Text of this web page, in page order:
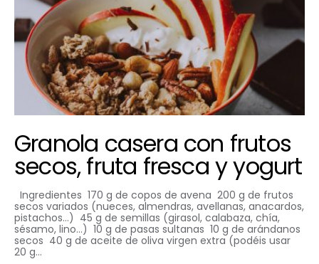
Granola casera con frutos
secos, fruta fresca y yogurt
Ingredientes 170 g de copos de avena 200 g de frutos
secos variados (nueces, almendras, avellanas, anacardos,
pistachos…) 45 g de semillas (girasol, calabaza, chía,
sésamo, lino…) 10 g de pasas sultanas 10 g de arándanos
secos 40 g de aceite de oliva virgen extra (podéis usar
20 g…